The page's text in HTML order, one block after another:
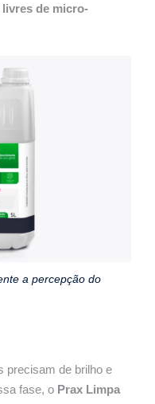
de micro-
a percepção do
precisam de brilho e
fase, o Prax Limpa